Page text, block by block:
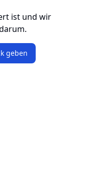
ist und wir
geben